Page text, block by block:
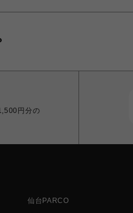
円分の
仙台PARCO